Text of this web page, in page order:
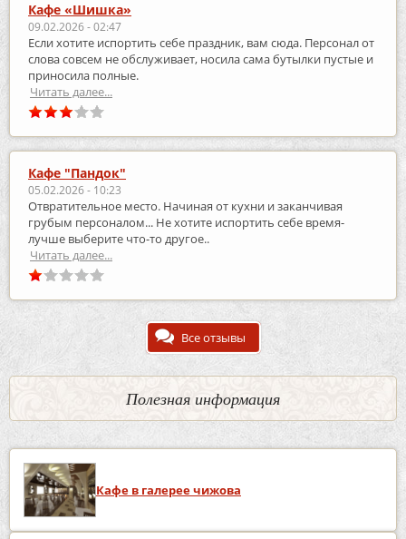
Кафе «Шишка»
09.02.2026 - 02:47
Если хотите испортить себе праздник, вам сюда. Персонал от
слова совсем не обслуживает, носила сама бутылки пустые и
приносила полные.
Читать далее...
Кафе "Пандок"
05.02.2026 - 10:23
Отвратительное место. Начиная от кухни и заканчивая
грубым персоналом... Не хотите испортить себе время-
лучше выберите что-то другое..
Читать далее...
Все отзывы
Полезная информация
Кафе в галерее чижова